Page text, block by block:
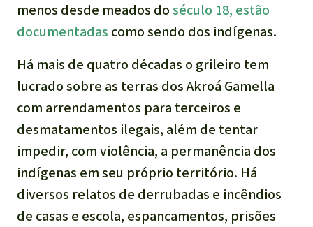
menos desde meados doséculo 18, estão
documentadas como sendo dos indígenas.
Há mais de quatro décadas o grileiro tem
lucrado sobre as terras dos Akroá Gamella
com arrendamentos para terceiros e
desmatamentos ilegais, além de tentar
impedir, com violência, a permanência dos
indígenas em seu próprio território. Há
diversos relatos de derrubadas e incêndios
de casas e escola, espancamentos, prisões